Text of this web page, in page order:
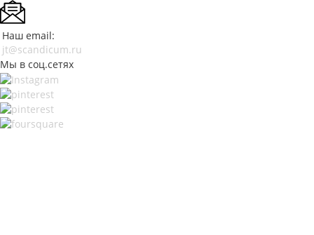
Наш email:
jt@scandicum.ru
Мы в соц.сетях